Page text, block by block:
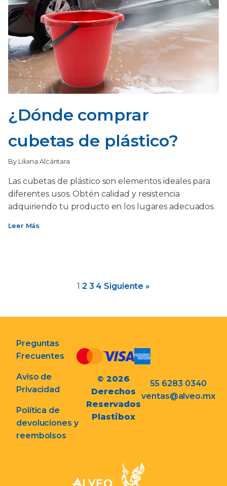
¿Dónde comprar
cubetas de plástico?
By Liliana Alcántara
Las cubetas de plástico son elementos ideales para
diferentes usos. Obtén calidad y resistencia
adquiriendo tu producto en los lugares adecuados.
Leer Más
1 2 3 4 Siguiente »
Preguntas
Frecuentes
Aviso de
Privacidad
Política de
devoluciones y
reembolsos
© 2026
Derechos
Reservados
Plastibox
55 6283 0340
ventas@alveo.mx